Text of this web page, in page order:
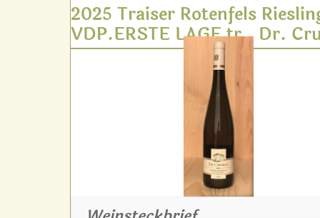
2025 Traiser Rotenfels
VDP.ERSTE LAGE tr., Dr.